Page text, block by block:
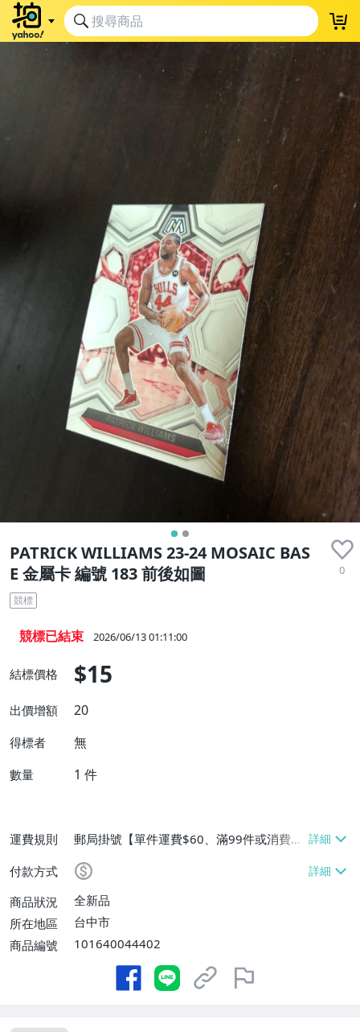
PATRICK WILLIAMS 23-24 MOSAIC BAS
E 金屬卡 編號 183 前後如圖
0
競標
競標已結束 2026/06/13 01:11:00
結標價格 $15
出價增額 20
得標者 無
數量 1 件
運費規則
郵局掛號【單件運費$60、滿99件或消費滿
$9999免運費】
付款方式
商品狀況
全新品
所在地區
台中市
商品編號
101640044402